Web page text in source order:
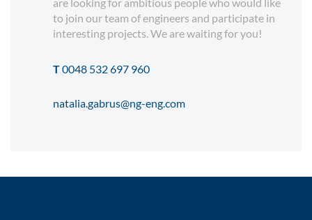
to join our team of engineers and participate in
interesting projects. We are waiting for you!
T0048 532 697 960
natalia.gabrus@ng-eng.com